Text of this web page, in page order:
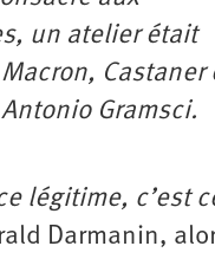
un atelier était
Castaner
Gramsci.
légitime, c’est
Darmanin,